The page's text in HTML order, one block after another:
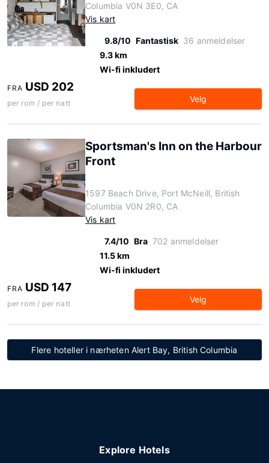
Columbia V0N 3E0, CA
Vis kart
9.8/10 Fantastisk 36 anmeldelser
9.3 km
Wi-fi inkludert
FRA USD 202
per rom / per natt Velg
Sportsman's Inn on the Harbour
Front
1597 Beach Drive, Port McNeill, British
Columbia V0N 2R0, CA
Vis kart
7.4/10 Bra 702 anmeldelser
11.5 km
Wi-fi inkludert
FRA USD 147
per rom / per natt Velg
Flere hoteller i nærheten Alert Bay, British Columbia
Explore Hotels